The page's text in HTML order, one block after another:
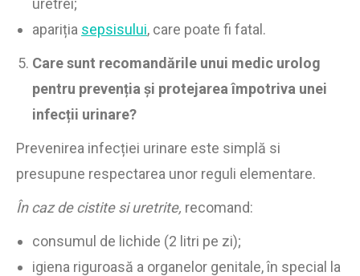
apariția sepsisului, care poate fi fatal.
Care sunt recomandările unui medic urolog
pentru prevenția și protejarea împotriva unei
infecții urinare?
Prevenirea infecției urinare este simplă si
presupune respectarea unor reguli elementare.
În caz de cistite si uretrite, recomand:
consumul de lichide (2 litri pe zi);
igiena riguroasă a organelor genitale, în special la